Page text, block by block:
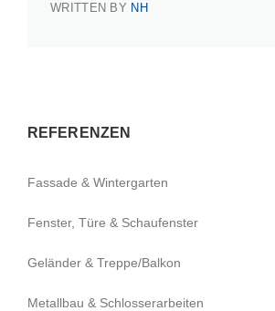
WRITTEN BY NH
REFERENZEN
Fassade & Wintergarten
Fenster, Türe & Schaufenster
Geländer & Treppe/Balkon
Metallbau & Schlosserarbeiten